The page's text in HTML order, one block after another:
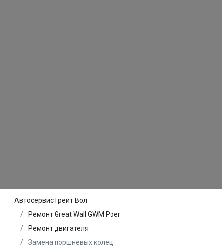
Автосервис Грейт Вол
Ремонт Great Wall GWM Poer
Ремонт двигателя
Замена поршневых колец